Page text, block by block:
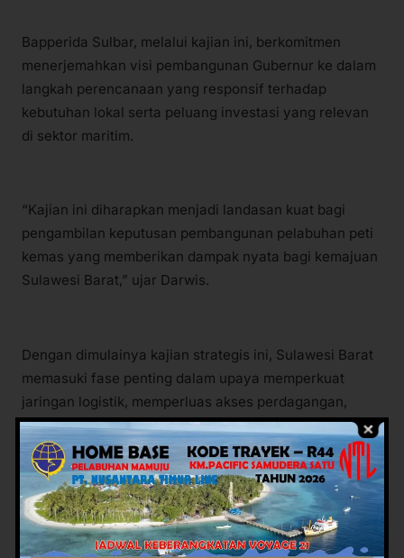
Bapperida Sulbar, melalui kajian ini, berkomitmen
menerjemahkan visi pembangunan Gubernur ke dalam
langkah perencanaan yang responsif terhadap
kebutuhan lokal serta peluang investasi yang relevan
di sektor maritim.
“Kajian ini diharapkan menjadi landasan kuat bagi
pengambilan keputusan pembangunan pelabuhan peti
kemas yang memberikan dampak nyata bagi kemajuan
Sulawesi Barat,” ujar Darwis.
Dengan dimulainya kajian strategis ini, Sulawesi Barat
memasuki fase penting dalam upaya memperkuat
jaringan logistik, memperluas akses perdagangan,
serta menciptakan pusat pertumbuhan ekonomi baru
yang berdaya saing.